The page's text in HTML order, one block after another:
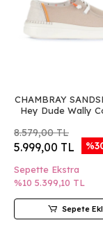
CHAMBRAY
Hey Dude Wally
8.579,00 TL
5.999,00 TL
Sepette Ekstra
%10 5.399,10 TL
Sepete